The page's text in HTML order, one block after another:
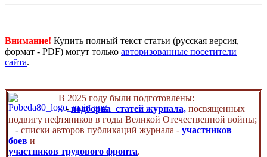
Внимание! Купить полный текст статьи (русская версия,
формат - PDF) могут только авторизованные посетители
сайта.
В 2025 году были подготовлены:
- подборка статей журнала, посвященных
подвигу нефтяников в годы Великой Отечественной войны;
- списки авторов публикаций журнала - участников
боев и
участников трудового фронта.